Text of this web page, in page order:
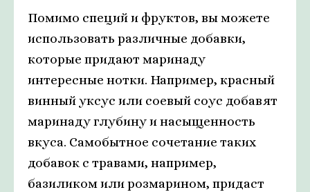
Помимо специй и фруктов, вы можете
использовать различные добавки,
которые придают маринаду
интересные нотки. Например, красный
винный уксус или соевый соус добавят
маринаду глубину и насыщенность
вкуса. Самобытное сочетание таких
добавок с травами, например,
базиликом или розмарином, придаст